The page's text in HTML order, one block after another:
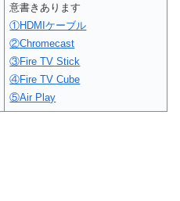
意書きあります
①HDMIケーブル
②Chromecast
③Fire TV Stick
④Fire TV Cube
⑤Air Play